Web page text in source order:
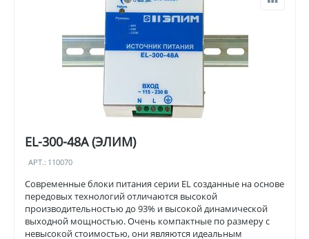
EL-300-48A (ЭЛИМ)
АРТ.: 110070
Современные блоки питания серии EL созданные на основе
передовых технологий отличаются высокой
производительностью до 93% и высокой динамической
выходной мощностью. Очень компактные по размеру с
невысокой стоимостью, они являются идеальным